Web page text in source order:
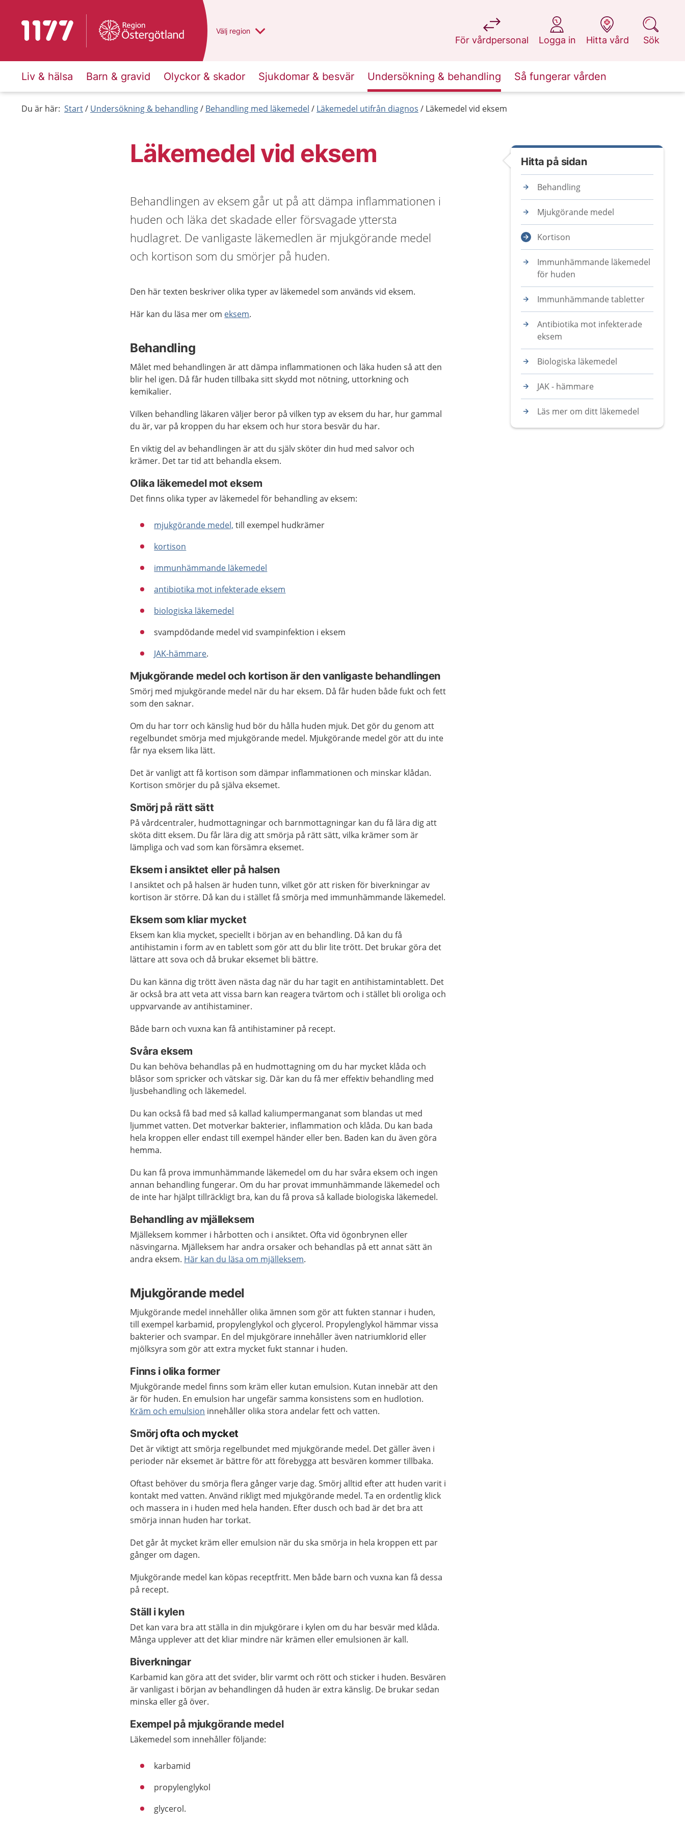
Till startsidan för 1177 Du har valt region
Välj en annan
region
För vårdpersonal
på 1177.se
Logga in
på 1177.se
Hitta vård
på 1177.se
Sök
på 1177.se
Liv & hälsa Barn & gravid Olyckor & skador Sjukdomar & besvär Undersökning & behandling Så fungerar vården
Du är här: Start Undersökning & behandling Behandling med läkemedel Läkemedel utifrån diagnos Läkemedel vid eksem
Läkemedel vid eksem
Behandlingen av eksem går ut på att dämpa inflammationen i
huden och läka det skadade eller försvagade yttersta
hudlagret. De vanligaste läkemedlen är mjukgörande medel
och kortison som du smörjer på huden.
Den här texten beskriver olika typer av läkemedel som används vid eksem.
Här kan du läsa mer om eksem.
Behandling
Målet med behandlingen är att dämpa inflammationen och läka huden så att den
blir hel igen. Då får huden tillbaka sitt skydd mot nötning, uttorkning och
kemikalier.
Vilken behandling läkaren väljer beror på vilken typ av eksem du har, hur gammal
du är, var på kroppen du har eksem och hur stora besvär du har.
En viktig del av behandlingen är att du själv sköter din hud med salvor och
krämer. Det tar tid att behandla eksem.
Olika läkemedel mot eksem
Det finns olika typer av läkemedel för behandling av eksem:
mjukgörande medel, till exempel hudkrämer
kortison
immunhämmande läkemedel
antibiotika mot infekterade eksem
biologiska läkemedel
svampdödande medel vid svampinfektion i eksem
JAK-hämmare.
Mjukgörande medel och kortison är den vanligaste behandlingen
Smörj med mjukgörande medel när du har eksem. Då får huden både fukt och fett
som den saknar.
Om du har torr och känslig hud bör du hålla huden mjuk. Det gör du genom att
regelbundet smörja med mjukgörande medel. Mjukgörande medel gör att du inte
får nya eksem lika lätt.
Det är vanligt att få kortison som dämpar inflammationen och minskar klådan.
Kortison smörjer du på själva eksemet.
Smörj på rätt sätt
På vårdcentraler, hudmottagningar och barnmottagningar kan du få lära dig att
sköta ditt eksem. Du får lära dig att smörja på rätt sätt, vilka krämer som är
lämpliga och vad som kan försämra eksemet.
Eksem i ansiktet eller på halsen
I ansiktet och på halsen är huden tunn, vilket gör att risken för biverkningar av
kortison är större. Då kan du i stället få smörja med immunhämmande läkemedel.
Eksem som kliar mycket
Eksem kan klia mycket, speciellt i början av en behandling. Då kan du få
antihistamin i form av en tablett som gör att du blir lite trött. Det brukar göra det
lättare att sova och då brukar eksemet bli bättre.
Du kan känna dig trött även nästa dag när du har tagit en antihistamintablett. Det
är också bra att veta att vissa barn kan reagera tvärtom och i stället bli oroliga och
uppvarvande av antihistaminer.
Både barn och vuxna kan få antihistaminer på recept.
Svåra eksem
Du kan behöva behandlas på en hudmottagning om du har mycket klåda och
blåsor som spricker och vätskar sig. Där kan du få mer effektiv behandling med
ljusbehandling och läkemedel.
Du kan också få bad med så kallad kaliumpermanganat som blandas ut med
ljummet vatten. Det motverkar bakterier, inflammation och klåda. Du kan bada
hela kroppen eller endast till exempel händer eller ben. Baden kan du även göra
hemma.
Du kan få prova immunhämmande läkemedel om du har svåra eksem och ingen
annan behandling fungerar. Om du har provat immunhämmande läkemedel och
de inte har hjälpt tillräckligt bra, kan du få prova så kallade biologiska läkemedel.
Behandling av mjälleksem
Mjälleksem kommer i hårbotten och i ansiktet. Ofta vid ögonbrynen eller
näsvingarna. Mjälleksem har andra orsaker och behandlas på ett annat sätt än
andra eksem. Här kan du läsa om mjälleksem.
Mjukgörande medel
Mjukgörande medel innehåller olika ämnen som gör att fukten stannar i huden,
till exempel karbamid, propylenglykol och glycerol. Propylenglykol hämmar vissa
bakterier och svampar. En del mjukgörare innehåller även natriumklorid eller
mjölksyra som gör att extra mycket fukt stannar i huden.
Finns i olika former
Mjukgörande medel finns som kräm eller kutan emulsion. Kutan innebär att den
är för huden. En emulsion har ungefär samma konsistens som en hudlotion.
Kräm och emulsion innehåller olika stora andelar fett och vatten.
Smörjofta och mycket
Det är viktigt att smörja regelbundet med mjukgörande medel. Det gäller även i
perioder när eksemet är bättre för att förebygga att besvären kommer tillbaka.
Oftast behöver du smörja flera gånger varje dag. Smörj alltid efter att huden varit i
kontakt med vatten.Använd rikligt med mjukgörande medel. Ta en ordentlig klick
och massera in i huden med hela handen. Efter dusch och bad är det bra att
smörja innan huden har torkat.
Det går åt mycket kräm eller emulsion när du ska smörja in hela kroppen ett par
gånger om dagen.
Mjukgörande medel kan köpas receptfritt. Men både barn och vuxna kan få dessa
på recept.
Ställ i kylen
Det kan vara bra att ställa in din mjukgörare i kylen om du har besvär med klåda.
Många upplever att det kliar mindre när krämen eller emulsionen är kall.
Biverkningar
Karbamid kan göra att det svider, blir varmt och rött och sticker i huden. Besvären
är vanligast i början av behandlingen då huden är extra känslig. De brukar sedan
minska eller gå över.
Exempel på mjukgörande medel
Läkemedel som innehåller följande:
karbamid
propylenglykol
glycerol.
Hitta på sidan
Behandling
Mjukgörande medel
Kortison
Immunhämmande läkemedel
för huden
Immunhämmande tabletter
Antibiotika mot infekterade
eksem
Biologiska läkemedel
JAK - hämmare
Läs mer om ditt läkemedel